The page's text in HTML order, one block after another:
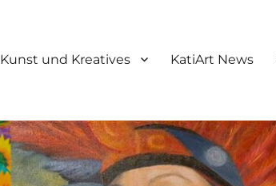
Kunst und Kreatives KatiArt News